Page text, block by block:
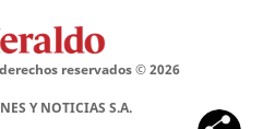
reservados ©2026
Y NOTICIAS S.A.